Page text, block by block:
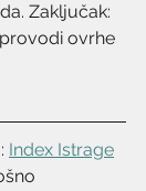
Zaključak:
ovrhe
Index Istrage